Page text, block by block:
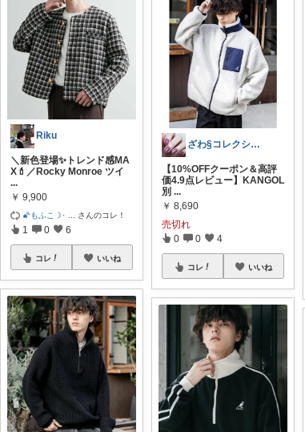
Riku
＼新色登場✨トレンド感MA
X💄／Rocky Monroe ツイ
...
￥ 9,900
🌠もふこ☽･ さんのコレ！
1 0 6
コレ いいね
ざわ§コレクションにまとめてます🥰
【10%OFFクーポン＆高評
価4.9点レビュー】KANGOL
別 ...
￥ 8,690
売切れ
0 0 4
コレ いいね